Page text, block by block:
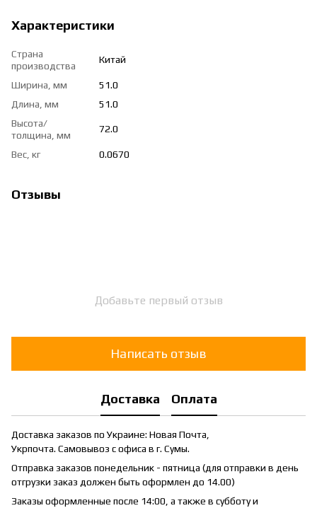
Характеристики
Страна
производства
Китай
Ширина, мм
51.0
Длина, мм
51.0
Высота/
толщина, мм
72.0
Вес, кг 0.0670
Отзывы
Добавьте первый отзыв
Написать отзыв
Доставка Оплата
Доставка заказов по Украине: Новая Почта,
Укрпочта. Самовывоз с офиса в г. Сумы.
Отправка заказов понедельник - пятница (для отправки в день
отгрузки заказ должен быть оформлен до 14.00)
Заказы оформленные после 14:00, а также в субботу и